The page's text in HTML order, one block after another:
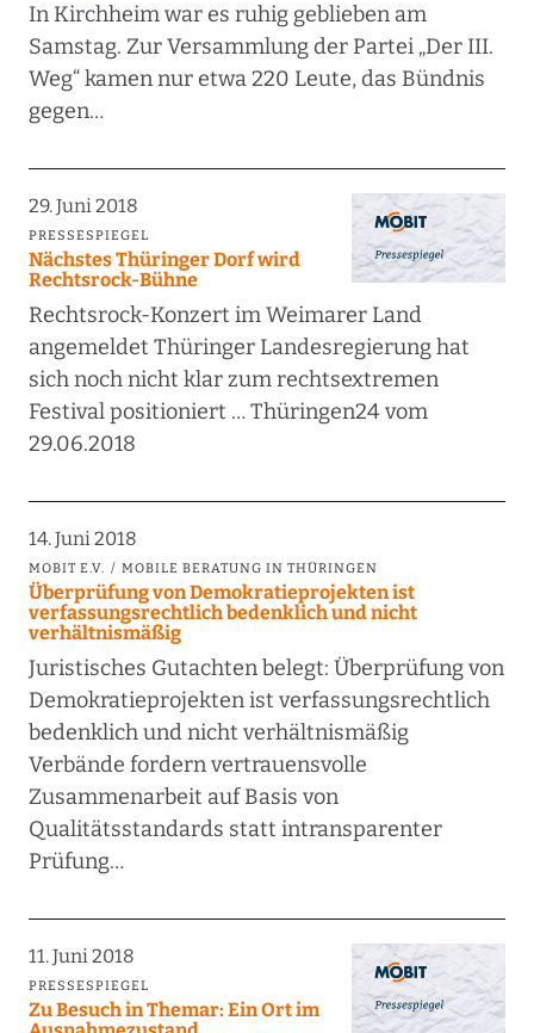
In Kirchheim war es ruhig geblieben am
Samstag. Zur Versammlung der Partei „Der III.
Weg“ kamen nur etwa 220 Leute, das Bündnis
gegen…
29. Juni 2018
PRESSESPIEGEL
Nächstes Thüringer Dorf wird
Rechtsrock-Bühne
Rechtsrock-Konzert im Weimarer Land
angemeldet Thüringer Landesregierung hat
sich noch nicht klar zum rechtsextremen
Festival positioniert … Thüringen24 vom
29.06.2018
14. Juni 2018
MOBIT E.V. MOBILE BERATUNG IN THÜRINGEN
Überprüfung von Demokratieprojekten ist
verfassungsrechtlich bedenklich und nicht
verhältnismäßig
Juristisches Gutachten belegt: Überprüfung von
Demokratieprojekten ist verfassungsrechtlich
bedenklich und nicht verhältnismäßig
Verbände fordern vertrauensvolle
Zusammenarbeit auf Basis von
Qualitätsstandards statt intransparenter
Prüfung…
11. Juni 2018
PRESSESPIEGEL
Zu Besuch in Themar: Ein Ort im